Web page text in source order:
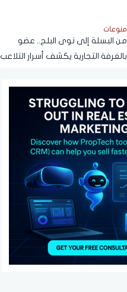
منوعات
من البسلة إلى نوى البلح.. عضو
بالغرفة التجارية يكشف أسرار التلاعب